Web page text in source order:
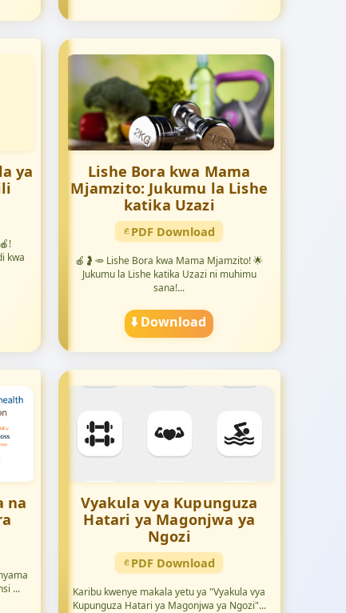
ya
kwa
Lishe Bora kwa Mama
Mjamzito: Jukumu la Lishe
katika Uzazi
PDF Download
🍎🤰🥕 Lishe Bora kwa Mama Mjamzito! 🌟
Jukumu la Lishe katika Uzazi ni muhimu
sana!...
⬇️ Download
na
...
Vyakula vya Kupunguza
Hatari ya Magonjwa ya
Ngozi
PDF Download
Karibu kwenye makala yetu ya "Vyakula vya
Kupunguza Hatari ya Magonjwa ya Ngozi"...